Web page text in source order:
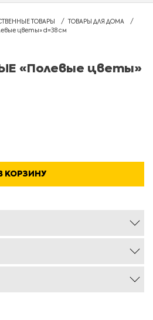
ТОВАРЫ
ТОВАРЫ ДЛЯ ДОМА
цветы» d=38 см
«Полевые цветы»
КОРЗИНУ